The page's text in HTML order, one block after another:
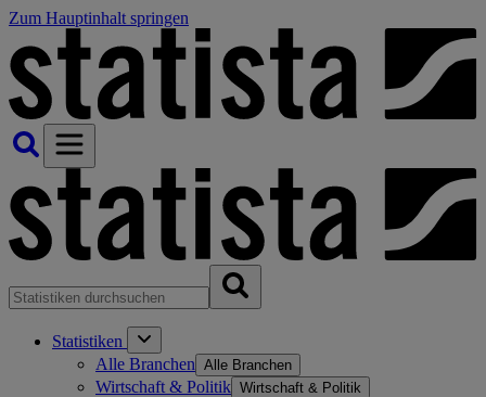
Zum Hauptinhalt springen
Statistiken
Alle Branchen Alle Branchen
Wirtschaft & Politik Wirtschaft & Politik